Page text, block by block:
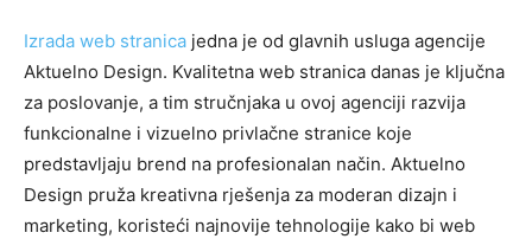
Izrada web stranica jedna je od glavnih usluga agencije
Aktuelno Design. Kvalitetna web stranica danas je ključna
za poslovanje, a tim stručnjaka u ovoj agenciji razvija
funkcionalne i vizuelno privlačne stranice koje
predstavljaju brend na profesionalan način. Aktuelno
Design pruža kreativna rješenja za moderan dizajn i
marketing, koristeći najnovije tehnologije kako bi web